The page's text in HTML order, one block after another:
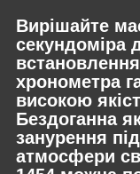
Вирішайте
секундоміра
хронометра
високою
Бездоганна
занурення
атмосфери